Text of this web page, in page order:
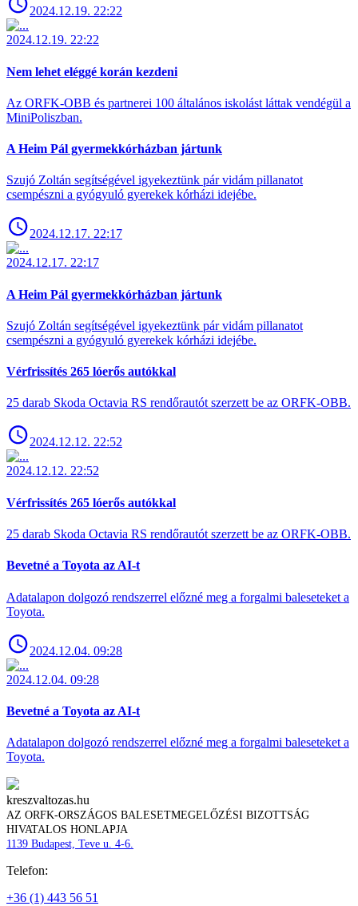
2024.12.19. 22:22
2024.12.19. 22:22
Nem lehet eléggé korán kezdeni
Az ORFK-OBB és partnerei 100 általános iskolást láttak vendégül a
MiniPoliszban.
A Heim Pál gyermekkórházban jártunk
Szujó Zoltán segítségével igyekeztünk pár vidám pillanatot
csempészni a gyógyuló gyerekek kórházi idejébe.
2024.12.17. 22:17
2024.12.17. 22:17
A Heim Pál gyermekkórházban jártunk
Szujó Zoltán segítségével igyekeztünk pár vidám pillanatot
csempészni a gyógyuló gyerekek kórházi idejébe.
Vérfrissítés 265 lóerős autókkal
25 darab Skoda Octavia RS rendőrautót szerzett be az ORFK-OBB.
2024.12.12. 22:52
2024.12.12. 22:52
Vérfrissítés 265 lóerős autókkal
25 darab Skoda Octavia RS rendőrautót szerzett be az ORFK-OBB.
Bevetné a Toyota az AI-t
Adatalapon dolgozó rendszerrel előzné meg a forgalmi baleseteket a
Toyota.
2024.12.04. 09:28
2024.12.04. 09:28
Bevetné a Toyota az AI-t
Adatalapon dolgozó rendszerrel előzné meg a forgalmi baleseteket a
Toyota.
kreszvaltozas.hu
AZ ORFK-ORSZÁGOS BALESETMEGELŐZÉSI BIZOTTSÁG
HIVATALOS HONLAPJA
1139 Budapest, Teve u. 4-6.
Telefon:
+36 (1) 443 56 51